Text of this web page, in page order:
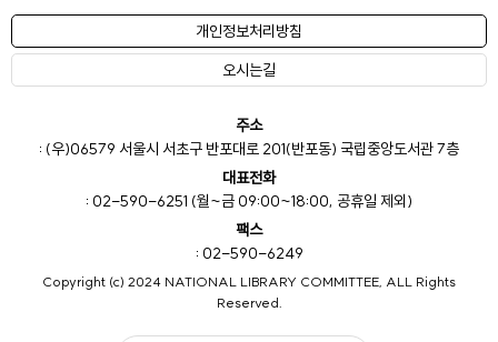
개인정보처리방침
오시는길
주소
: (우)06579 서울시 서초구 반포대로 201(반포동) 국립중앙도서관 7층
대표전화
: 02-590-6251 (월~금 09:00~18:00, 공휴일 제외)
팩스
: 02-590-6249
Copyright (c) 2024 NATIONAL LIBRARY COMMITTEE, ALL Rights
Reserved.